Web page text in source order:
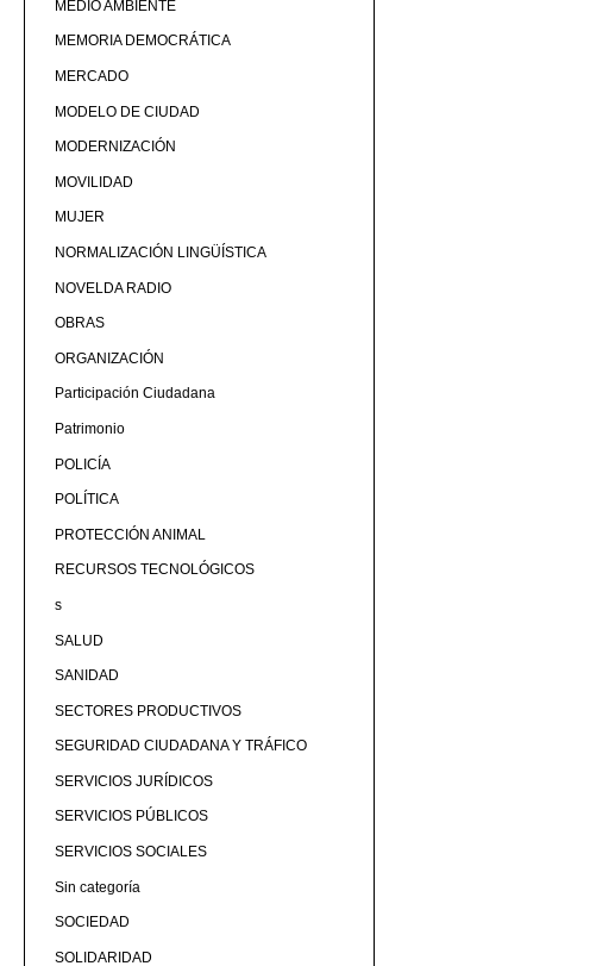
MEDIO AMBIENTE
MEMORIA DEMOCRÁTICA
MERCADO
MODELO DE CIUDAD
MODERNIZACIÓN
MOVILIDAD
MUJER
NORMALIZACIÓN LINGÜÍSTICA
NOVELDA RADIO
OBRAS
ORGANIZACIÓN
Participación Ciudadana
Patrimonio
POLICÍA
POLÍTICA
PROTECCIÓN ANIMAL
RECURSOS TECNOLÓGICOS
s
SALUD
SANIDAD
SECTORES PRODUCTIVOS
SEGURIDAD CIUDADANA Y TRÁFICO
SERVICIOS JURÍDICOS
SERVICIOS PÚBLICOS
SERVICIOS SOCIALES
Sin categoría
SOCIEDAD
SOLIDARIDAD